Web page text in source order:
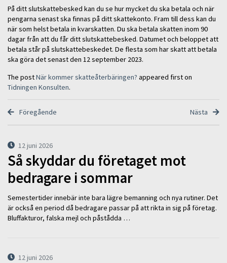
På ditt slutskattebesked kan du se hur mycket du ska betala och när
pengarna senast ska finnas på ditt skattekonto. Fram till dess kan du
när som helst betala in kvarskatten. Du ska betala skatten inom 90
dagar från att du får ditt slutskattebesked. Datumet och beloppet att
betala står på slutskattebeskedet. De flesta som har skatt att betala
ska göra det senast den 12 september 2023.
The postNär kommer skatteåterbäringen? appeared first on
Tidningen Konsulten.
Föregående Nästa
12 juni 2026
Så skyddar du företaget mot
bedragare i sommar
Semestertider innebär inte bara lägre bemanning och nya rutiner. Det
är också en period då bedragare passar på att rikta in sig på företag.
Bluffakturor, falska mejl och påstådda …
12 juni 2026